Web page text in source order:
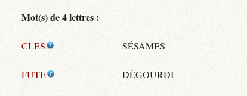
Mot(s) de 4 lettres :
CLES SÉSAMES
FUTE DÉGOURDI